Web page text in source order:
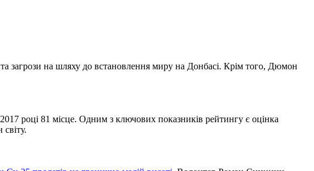
загрози на шляху до встановлення миру на Донбасі. Крім того, Дюмон
році 81 місце. Одним з ключових показників рейтингу є оцінка
світу.